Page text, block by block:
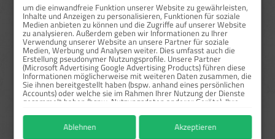
ab20 13,00 €* 48 %
ab50 12,00 €* 52 %
Preise exkl. MwSt. zzgl. Versandkosten
Sofort verfügbar, Lieferzeit: 1-3 Tage
10x10 cm (Diese Option ist zurzeit nicht verfügbar.)
30x30 cm
(Diese Option ist zurzeit nicht
um die einwandfreie Funktion unserer Website zu gewährleisten,
Inhalte und Anzeigen zu personalisieren, Funktionen für soziale
Medien anbieten zu können und die Zugriffe auf unserer Website
zu analysieren. Außerdem geben wir Informationen zu Ihrer
Verwendung unserer Website an unsere Partner für soziale
Medien, Werbung und Analysen weiter. Dies umfasst auch die
Erstellung pseudonymer Nutzungsprofile. Unsere Partner
(Microsoft Advertising Google Advertising Products) führen diese
Informationen möglicherweise mit weiteren Daten zusammen, die
Sie ihnen bereitgestellt haben (bspw. anhand eines persönlichen
Accounts) oder welche sie im Rahmen Ihrer Nutzung der Dienste
gesammelt haben (bspw. Nutzungsdaten anderer Geräte). Ihre
jederzeit widerrufen, indem Sie auf den Datenschutz-Button links
unten klicken und dort die entsprechenden Anpassungen
vornehmen.
Ablehnen Akzeptieren